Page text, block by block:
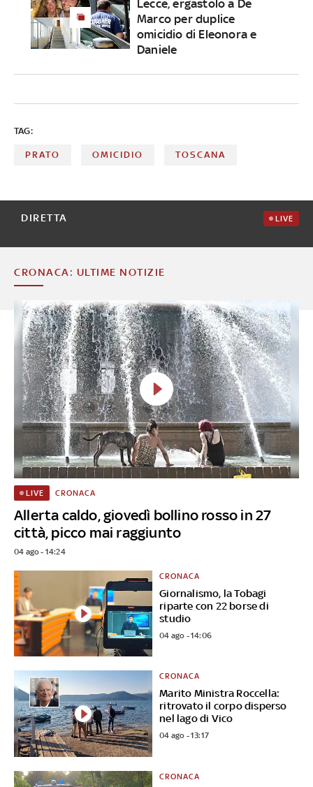
Lecce, ergastolo a De
Marco per duplice
omicidio di Eleonora e
Daniele
TAG:
PRATO OMICIDIO TOSCANA
DIRETTA LIVE
CRONACA: ULTIME NOTIZIE
Allerta caldo, giovedì bollino rosso in 27
città, picco mai raggiunto
LIVE CRONACA
04 ago - 14:24
Giornalismo, la Tobagi
riparte con 22 borse di
studio
CRONACA
04 ago - 14:06
Marito Ministra Roccella:
ritrovato il corpo disperso
nel lago di Vico
CRONACA
04 ago - 13:17
CRONACA